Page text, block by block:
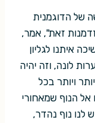
של הדוגמנית
זאת", אמר,
איתנו לגליון
לונה, וזה יהיה
ויותר בכל
אל הנוף שמאחורי
לנו נוף נהדר,